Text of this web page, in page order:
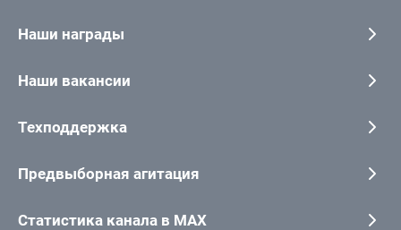
Наши награды
Наши вакансии
Техподдержка
Предвыборная агитация
Статистика канала в MAX